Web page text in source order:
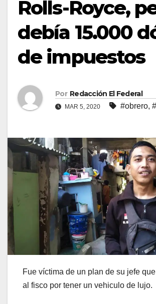
Rolls-Royce,
debía 15.000
de impuestos
Por Redacción El Federal
MAR 5, 2020 #obrero,
Fue víctima de un plan de su jefe
al fisco por tener un vehiculo de lujo.